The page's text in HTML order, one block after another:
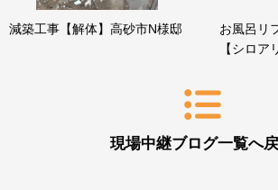
減築工事【解体】高砂市N様邸
現場中継ブログ一覧へ
お風呂リ
【シロア